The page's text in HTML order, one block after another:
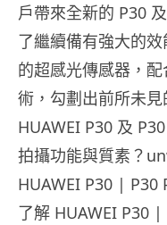
戶帶來全新的 P30
了繼續備有強大的
的超感光傳感器，
術，勾劃出前所未
HUAWEI P30 及
拍攝功能與質素？
HUAWEI P30 | P30
了解 HUAWEI P30 |